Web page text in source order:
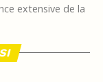
extensive de la